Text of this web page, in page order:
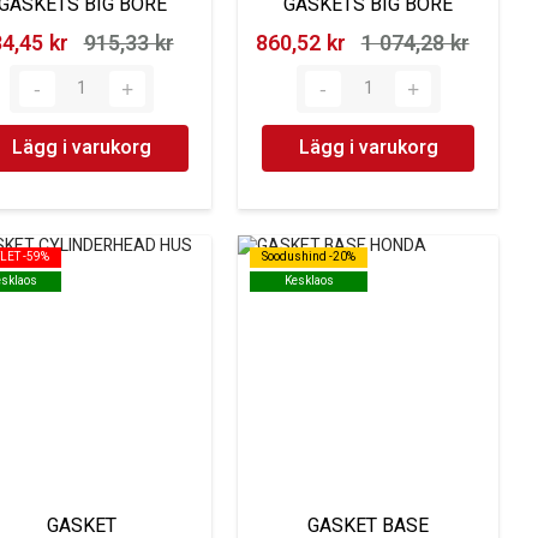
kr‎ 915,33 kr‎
Lägg i varukorg
860,52 kr‎ 1 074,28 kr‎
Lägg i varukorg
-59%
-59%
GASKET
Soodushind -20%
Kesklaos
Soodushind -20%
Kesklaos
GASKET BASE